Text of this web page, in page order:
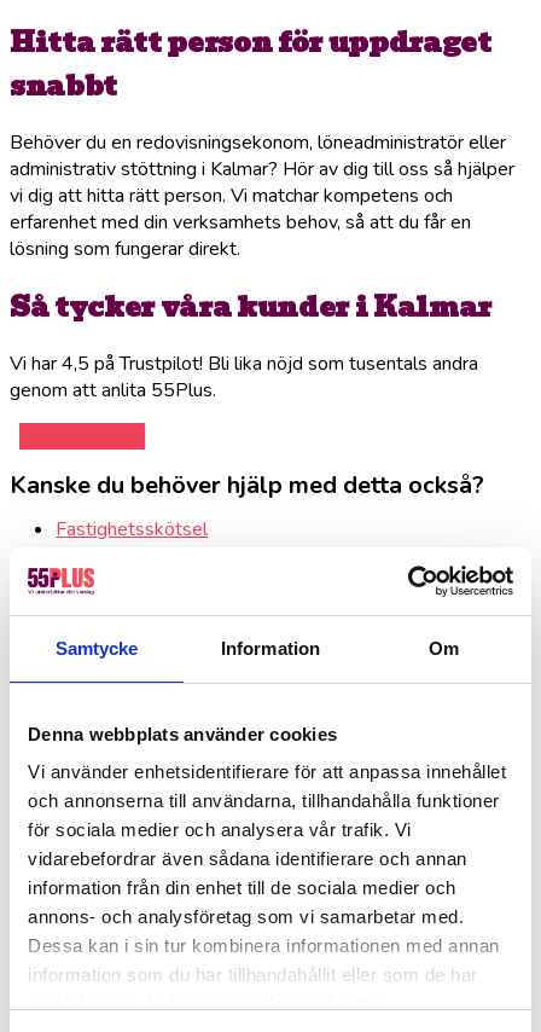
Samtycke Information Om
Denna webbplats använder cookies
Vi använder enhetsidentifierare för att anpassa innehållet
och annonserna till användarna, tillhandahålla funktioner
för sociala medier och analysera vår trafik. Vi
vidarebefordrar även sådana identifierare och annan
information från din enhet till de sociala medier och
annons- och analysföretag som vi samarbetar med.
Dessa kan i sin tur kombinera informationen med annan
information som du har tillhandahållit eller som de har
Hitta rätt person för uppdraget
snabbt
Behöver du en redovisningsekonom, löneadministratör eller
administrativ stöttning i Kalmar? Hör av dig till oss så hjälper
vi dig att hitta rätt person. Vi matchar kompetens och
erfarenhet med din verksamhets behov, så att du får en
lösning som fungerar direkt.
Så tycker våra kunder i Kalmar
Vi har 4,5 på Trustpilot! Bli lika nöjd som tusentals andra
genom att anlita 55Plus.
Kanske du behöver hjälp med detta också?
Fastighetsskötsel
Kontorsstädning
Värdar, informatörer & bemanning
Lager, logistik & industri
Försäljning, mötesbokning & handel
Offentlig sektor – Hemtjänst, fönsterputs &
fastighetsskötsel
Kontakta oss idag för mer information!
” anger obligatoriska fält
Företagsnamn *
Namn*